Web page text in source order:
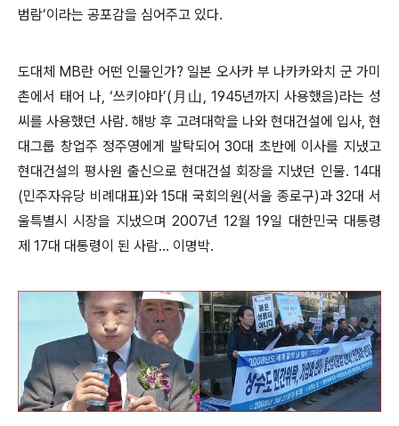
범람’이라는 공포감을 심어주고 있다.
도대체 MB란 어떤 인물인가? 일본 오사카 부 나카카와치 군 가미
촌에서 태어 나, ‘쓰키야마’(月山, 1945년까지 사용했음)라는 성
씨를 사용했던 사람. 해방 후 고려대학을 나와 현대건설에 입사, 현
대그룹 창업주 정주영에게 발탁되어 30대 초반에 이사를 지냈고
현대건설의 평사원 출신으로 현대건설 회장을 지냈던 인물. 14대
(민주자유당 비례대표)와 15대 국회의원(서울 종로구)과 32대 서
울특별시 시장을 지냈으며 2007년 12월 19일 대한민국 대통령
제 17대 대통령이 된 사람... 이명박.